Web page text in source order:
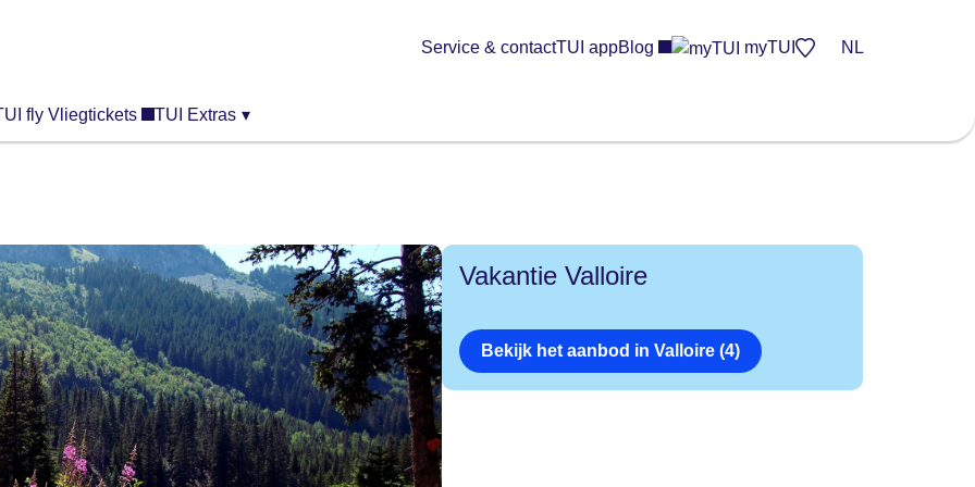
fly Vliegtickets TUI Extras ▾
Service & contactTUI appBlog myTUI NL
Vakantie Valloire
Bekijk het aanbod in Valloire (4)